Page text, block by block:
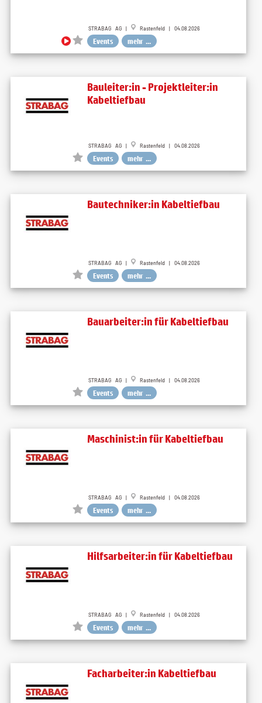
STRABAG AG | Rastenfeld | 04.08.2026
Events mehr ...
Bauleiter:in - Projektleiter:in
Kabeltiefbau
STRABAG AG | Rastenfeld | 04.08.2026
Events mehr ...
Bautechniker:in Kabeltiefbau
STRABAG AG | Rastenfeld | 04.08.2026
Events mehr ...
Bauarbeiter:in für Kabeltiefbau
STRABAG AG | Rastenfeld | 04.08.2026
Events mehr ...
Maschinist:in für Kabeltiefbau
STRABAG AG | Rastenfeld | 04.08.2026
Events mehr ...
Hilfsarbeiter:in für Kabeltiefbau
STRABAG AG | Rastenfeld | 04.08.2026
Events mehr ...
Facharbeiter:in Kabeltiefbau